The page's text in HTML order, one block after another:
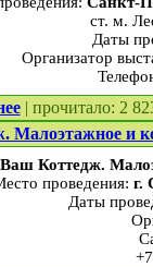
ст. м.
Даты
Организатор
| прочитало: 2
и
Коттедж.
проведения: г.
Даты